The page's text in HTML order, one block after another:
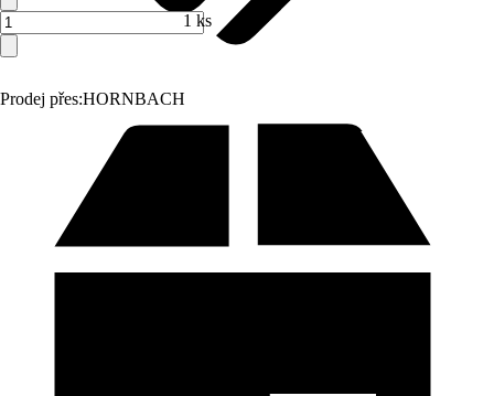
Prodej přes:HORNBACH
1 ks